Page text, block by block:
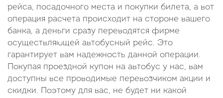
рейса, посадочного места и покупки билета, а вот
операция расчета происходит на стороне вашего
банка, а деньги сразу переводятся фирме
осуществляющей автобусный рейс. Это
гарантирует вам надежность данной операции.
Покупая проездной купон на автобус у нас, вам
доступны все проводимые перевозчиком акции и
скидки. Поэтому для вас, не будет ни какой